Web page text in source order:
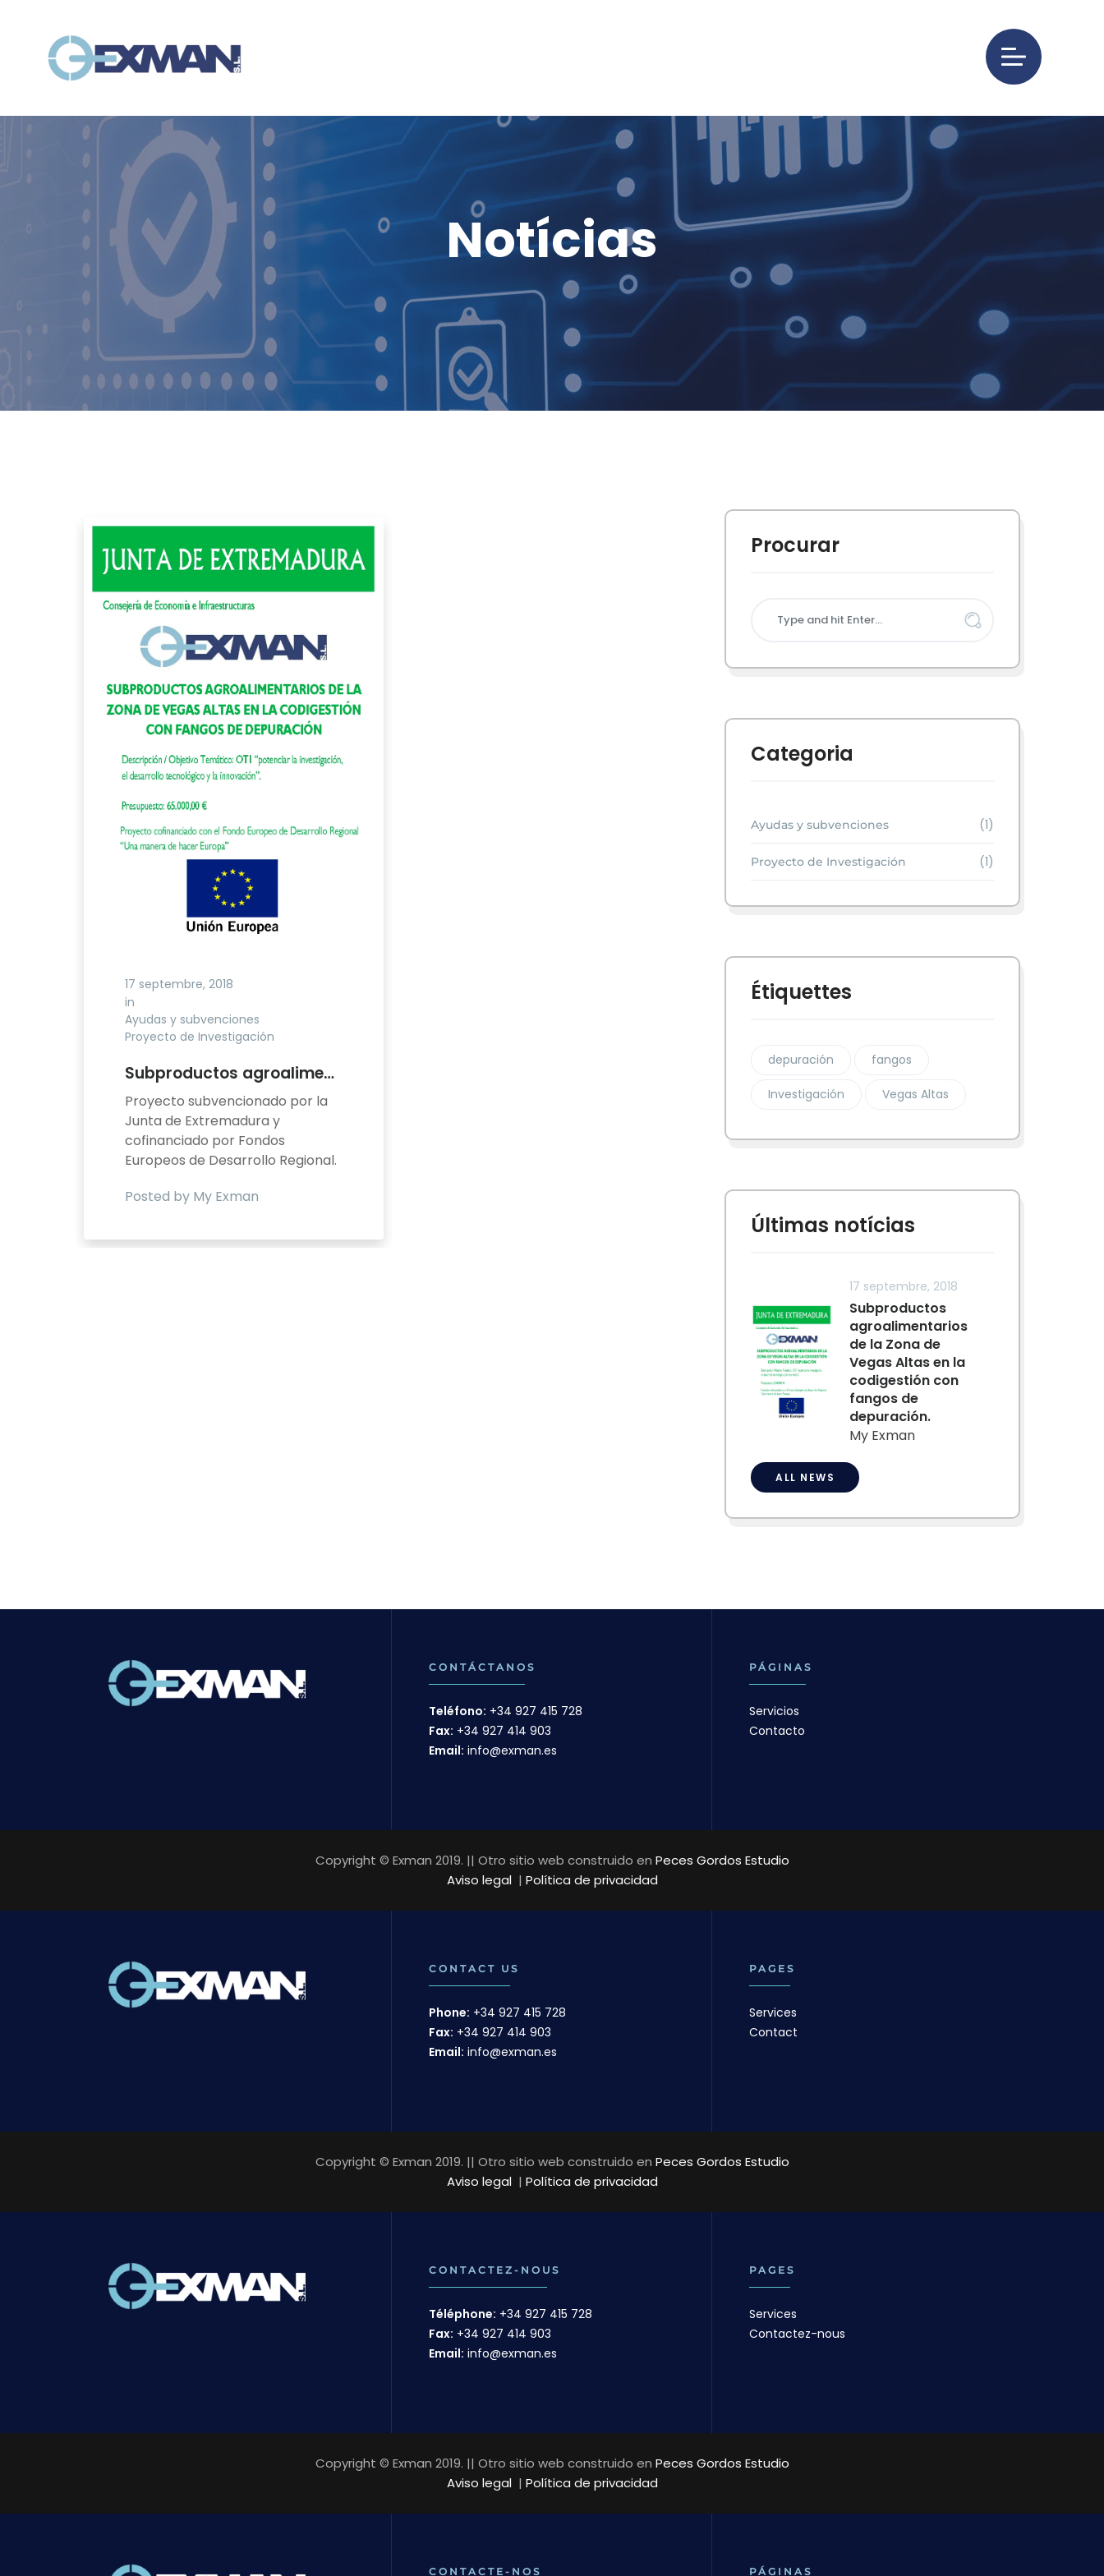
Notícias
17 septembre, 2018
in
Ayudas y subvenciones
Proyecto de Investigación
Subproductos agroalimentarios de la Zona de Vegas Altas en la codigestión con fangos de depuración.
Proyecto subvencionado por la
Junta de Extremadura y
cofinanciado por Fondos
Europeos de Desarrollo Regional.
Posted by My Exman
Procurar
Categoria
Ayudas y subvenciones (1)
Proyecto de Investigación (1)
Étiquettes
depuración fangos
Investigación Vegas Altas
Últimas notícias
17 septembre, 2018
Subproductos
agroalimentarios
de la Zona de
Vegas Altas en la
codigestión con
fangos de
depuración.
My Exman
ALL NEWS
CONTÁCTANOS
Teléfono: +34 927 415 728
Fax: +34 927 414 903
Email: info@exman.es
PÁGINAS
Servicios
Contacto
Copyright © Exman 2019. || Otro sitio web construido en Peces Gordos Estudio
Aviso legal| Política de privacidad
CONTACT US
Phone: +34 927 415 728
Fax: +34 927 414 903
Email: info@exman.es
PAGES
Services
Contact
Copyright © Exman 2019. || Otro sitio web construido en Peces Gordos Estudio
Aviso legal| Política de privacidad
CONTACTEZ-NOUS
Téléphone: +34 927 415 728
Fax: +34 927 414 903
Email: info@exman.es
PAGES
Services
Contactez-nous
Copyright © Exman 2019. || Otro sitio web construido en Peces Gordos Estudio
Aviso legal| Política de privacidad
CONTACTE-NOS PÁGINAS